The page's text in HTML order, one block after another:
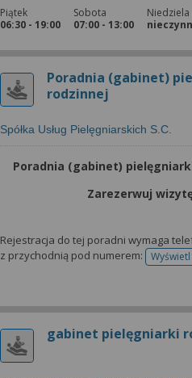
Piątek
06:30 - 19:00
Sobota
07:00 - 13:00
Niedziela
Poradnia (gabinet)
rodzinnej
Spółka Usług Pielęgniarskich S.C.
Poradnia (gabinet)
Zarezerwuj
Rejestracja do tej poradni wymaga
z przychodnią pod numerem:
gabinet pielęgniarki